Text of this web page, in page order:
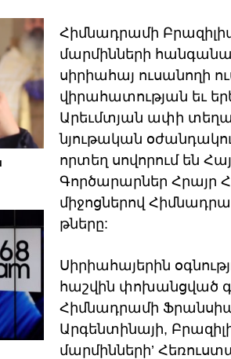
Հիմնադրամի
մարմինների
սիրիահայ ուսանողի
վիրահատության եւ
Արեւմտյան ափի
նյութական
որտեղ սովորում են
Գործարարներ Հրայր
միջոցներով
թները:
Սիրիահայերին
հաշվին փոխանցված
Հիմնադրամի
Արգենտինայի,
մարմինների’